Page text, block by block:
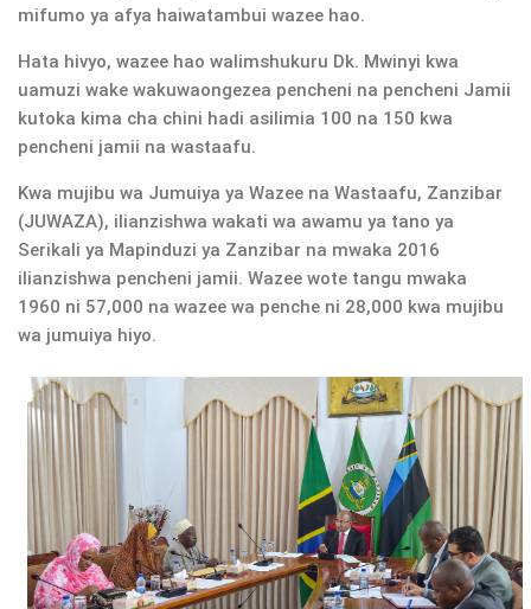
mifumo ya afya haiwatambui wazee hao.
Hata hivyo, wazee hao walimshukuru Dk. Mwinyi kwa
uamuzi wake wakuwaongezea pencheni na pencheni Jamii
kutoka kima cha chini hadi asilimia 100 na 150 kwa
pencheni jamii na wastaafu.
Kwa mujibu wa Jumuiya ya Wazee na Wastaafu, Zanzibar
(JUWAZA), ilianzishwa wakati wa awamu ya tano ya
Serikali ya Mapinduzi ya Zanzibar na mwaka 2016
ilianzishwa pencheni jamii. Wazee wote tangu mwaka
1960 ni 57,000 na wazee wa penche ni 28,000 kwa mujibu
wa jumuiya hiyo.